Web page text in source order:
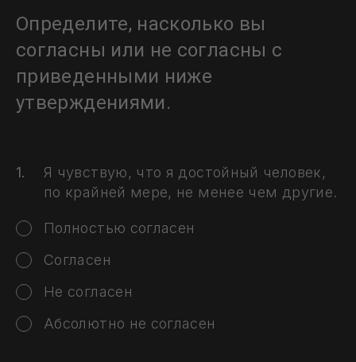
Определите, насколько вы
согласны или не согласны с
приведенными ниже
утверждениями.
Я чувствую, что я достойный человек,
по крайней мере, не менее чем другие.
Полностью согласен
Согласен
Не согласен
Абсолютно не согласен